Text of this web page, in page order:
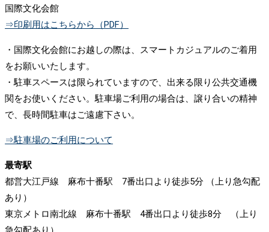
国際文化会館
⇒印刷用はこちらから（PDF）
・国際文化会館にお越しの際は、スマートカジュアルのご着用
をお願いいたします。
・駐車スペースは限られていますので、出来る限り公共交通機
関をお使いください。駐車場ご利用の場合は、譲り合いの精神
で、長時間駐車はご遠慮下さい。
⇒駐車場のご利用について
最寄駅
都営大江戸線 麻布十番駅 7番出口より徒歩5分 （上り急勾配
あり）
東京メトロ南北線 麻布十番駅 4番出口より徒歩8分 （上り